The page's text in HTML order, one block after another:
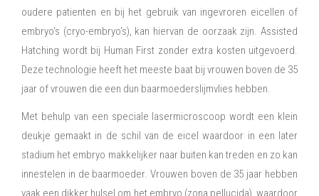
oudere patienten en bij het gebruik van ingevroren eicellen of
embryo's (cryo-embryo's), kan hiervan de oorzaak zijn. Assisted
Hatching wordt bij Human First zonder extra kosten uitgevoerd.
Deze technologie heeft het meeste baat bij vrouwen boven de 35
jaar of vrouwen die een dun baarmoederslijmvlies hebben.
Met behulp van een speciale lasermicroscoop wordt een klein
deukje gemaakt in de schil van de eicel waardoor in een later
stadium het embryo makkelijker naar buiten kan treden en zo kan
innestelen in de baarmoeder. Vrouwen boven de 35 jaar hebben
vaak een dikker hulsel om het embryo (zona pellucida), waardoor